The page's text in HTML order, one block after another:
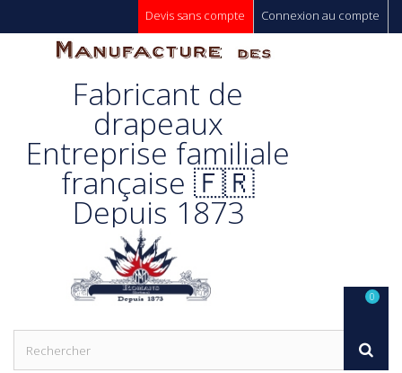
Connexion au compte
Devis sans compte
Manufacture
Des
Drapeaux
Unic s.a.
Fabricant de
drapeaux
Entreprise familiale
française 🇫🇷
Depuis 1873
0